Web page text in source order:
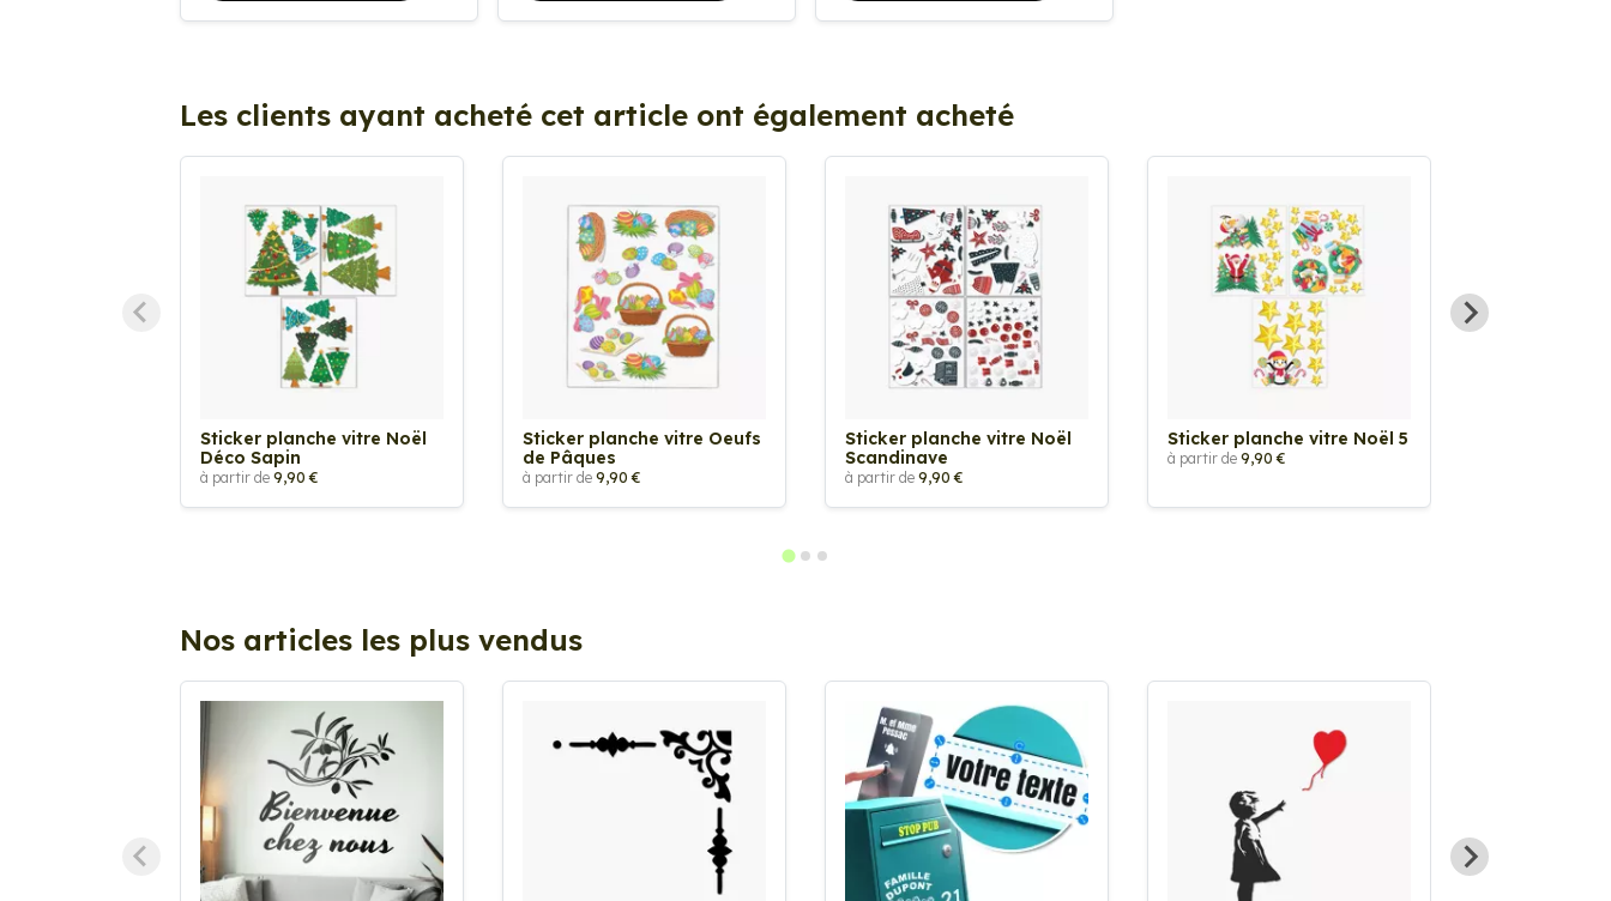
Les clients ayant acheté cet article ont également acheté
Sticker planche vitre Noël
Déco Sapin
à partir de 9,90 €
Sticker planche vitre Oeufs
de Pâques
à partir de 9,90 €
Sticker planche vitre Noël
Scandinave
à partir de 9,90 €
Sticker planche vitre Noël 5
à partir de 9,90 €
Nos articles les plus vendus